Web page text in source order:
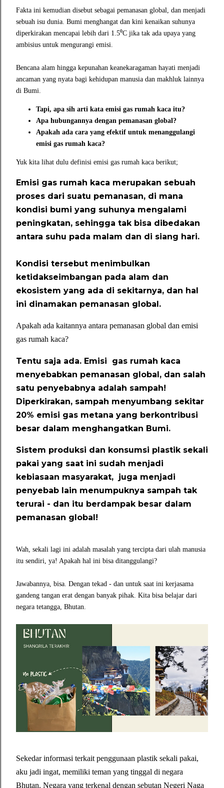
Fakta ini kemudian disebut sebagai pemanasan global, dan menjadi
sebuah isu dunia. Bumi menghangat dan kini kenaikan suhunya
diperkirakan mencapai lebih dari 1.5⁰C jika tak ada upaya yang
ambisius untuk mengurangi emisi.
Bencana alam hingga kepunahan keanekaragaman hayati menjadi
ancaman yang nyata bagi kehidupan manusia dan makhluk lainnya
di Bumi.
Tapi, apa sih arti kata emisi gas rumah kaca itu?
Apa hubungannya dengan pemanasan global?
Apakah ada cara yang efektif untuk menanggulangi
emisi gas rumah kaca?
Yuk kita lihat dulu definisi emisi gas rumah kaca berikut;
Emisi gas rumah kaca merupakan sebuah
proses dari suatu pemanasan, di mana
kondisi bumi yang suhunya mengalami
peningkatan, sehingga tak bisa dibedakan
antara suhu pada malam dan di siang hari.
Kondisi tersebut menimbulkan
ketidakseimbangan pada alam dan
ekosistem yang ada di sekitarnya, dan hal
ini dinamakan pemanasan global.
Apakah ada kaitannya antara pemanasan global dan emisi
gas rumah kaca?
Tentu saja ada. Emisi gas rumah kaca
menyebabkan pemanasan global, dan salah
satu penyebabnya adalah sampah!
Diperkirakan, sampah menyumbang sekitar
20% emisi gas metana yang berkontribusi
besar dalam menghangatkan Bumi.
Sistem produksi dan konsumsi plastik sekali
pakai yang saat ini sudah menjadi
kebiasaan masyarakat, juga menjadi
penyebab lain menumpuknya sampah tak
terurai - dan itu berdampak besar dalam
pemanasan global!
Wah, sekali lagi ini adalah masalah yang tercipta dari ulah manusia
itu sendiri, ya! Apakah hal ini bisa ditanggulangi?
Jawabannya, bisa. Dengan tekad - dan untuk saat ini kerjasama
gandeng tangan erat dengan banyak pihak. Kita bisa belajar dari
negara tetangga, Bhutan.
Sekedar informasi terkait penggunaan plastik sekali pakai,
aku jadi ingat, memiliki teman yang tinggal di negara
Bhutan. Negara yang terkenal dengan sebutan Negeri Naga